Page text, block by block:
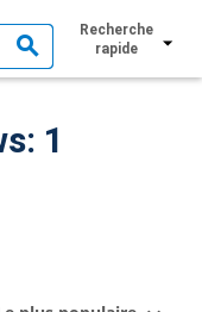
Recherche
rapide
1